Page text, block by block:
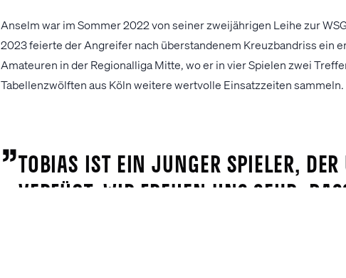
Anselm war im Sommer 2022 von seiner zweijährigen Leihe zur
2023 feierte der Angreifer nach überstandenem Kreuzbandriss ein
Amateuren in der Regionalliga Mitte, wo er in vier Spielen zwei
Tabellenzwölften aus Köln weitere wertvolle Einsatzzeiten sammeln.
„
Tobias ist ein junger Spieler,
verfügt. Wir freuen uns sehr,